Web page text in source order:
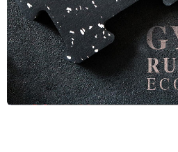
Ofte stillede spørgsmål (FAQ)
1. Hvordan vælger jeg det rigtige
fitnesscenter?
2. Hvilke rabatter eller kampagner